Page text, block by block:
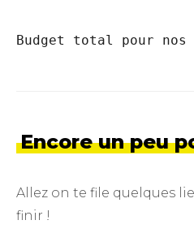
Budget total pour
Encore un peu
Allez on te file quelques
finir !